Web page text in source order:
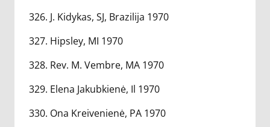
326. J. Kidykas, SJ, Brazilija 1970
327. Hipsley, MI 1970
328. Rev. M. Vembre, MA 1970
329. Elena Jakubkienė, Il 1970
330. Ona Kreivenienė, PA 1970